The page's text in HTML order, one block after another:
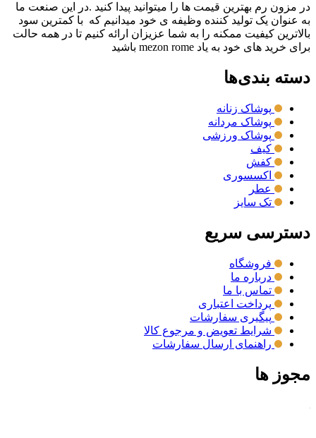
در مزون رم بهترین قیمت ها را میتوانید پیدا کنید .در این صنعت ما
به عنوان یک تولید کننده وظیفه ی خود میدانیم که با کمترین سود
بالاترین کیفیت ممکنه را به شما عزیزان ارائه کنیم تا در همه حالت
برای خرید های خود به یاد mezon rome باشید
دسته بندی‌ها
پوشاک زنانه
پوشاک مردانه
پوشاک ورزشی
کیف
کفش
اکسسوری
عطر
تک سایز
دسترسی سریع
فروشگاه
درباره ما
تماس با ما
پرداخت اعتباری
پیگیری سفارشات
شرایط تعویض و مرجوع کالا
راهنمای ارسال سفارشات
مجوز ها